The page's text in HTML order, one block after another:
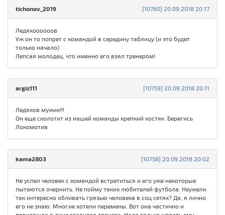
[10760] 20.09.2018 20:17
tichonov_2019
Ледяхоооооов
Уж он то попрет с командой в середину таблицу (и это будет
только начало)
Лепсая молодец, что именно его взял тренером!
[10759] 20.09.2018 20:11
argiz111
Ледяхов мужик!!!
Он еще сколотит из нашей команды крепкий костяк. Берегись
Локомотив
[10758] 20.09.2018 20:02
kama2803
Не успел человек с командой встретиться и его уже некоторые
пытаются очернить. Не пойму таких любителей футбола. Неужели
так интересно обливать грязью человека в соц сетях? Да, я лично
его не знаю. Многие хотели перемены. Вот она частично и